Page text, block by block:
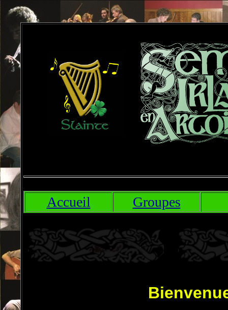
Accueil Groupes